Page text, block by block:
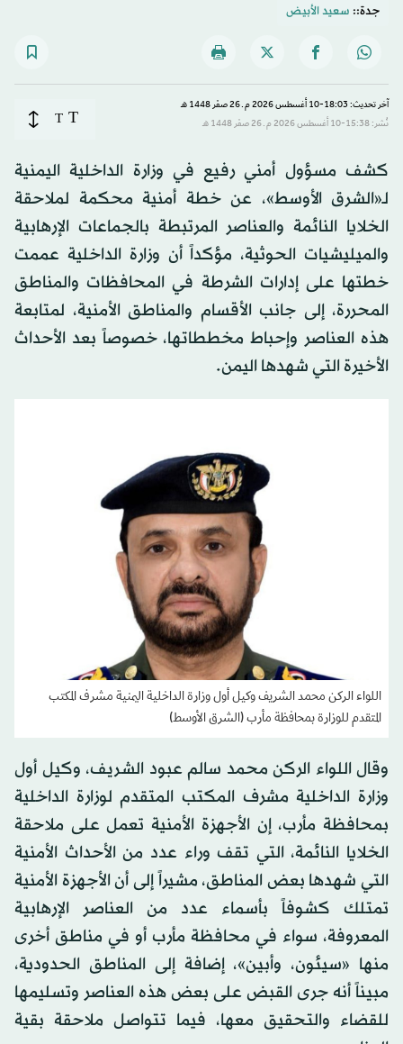
جدة:: سعيد الأبيض
آخر تحديث: 18:03-10 أغسطس 2026 م ـ 26 صفَر 1448 هـ
نُشر: 15:38-10 أغسطس 2026 م ـ 26 صفَر 1448 هـ
T
T
كشف مسؤول أمني رفيع في وزارة الداخلية اليمنية
لـ«الشرق الأوسط»، عن خطة أمنية محكمة لملاحقة
الخلايا النائمة والعناصر المرتبطة بالجماعات الإرهابية
والميليشيات الحوثية، مؤكداً أن وزارة الداخلية عممت
خطتها على إدارات الشرطة في المحافظات والمناطق
المحررة، إلى جانب الأقسام والمناطق الأمنية، لمتابعة
هذه العناصر وإحباط مخططاتها، خصوصاً بعد الأحداث
الأخيرة التي شهدها اليمن.
اللواء الركن محمد الشريف وكيل أول وزارة الداخلية اليمنية مشرف المكتب
المتقدم للوزارة بمحافظة مأرب (الشرق الأوسط)
وقال اللواء الركن محمد سالم عبود الشريف، وكيل أول
وزارة الداخلية مشرف المكتب المتقدم لوزارة الداخلية
بمحافظة مأرب، إن الأجهزة الأمنية تعمل على ملاحقة
الخلايا النائمة، التي تقف وراء عدد من الأحداث الأمنية
التي شهدها بعض المناطق، مشيراً إلى أن الأجهزة الأمنية
تمتلك كشوفاً بأسماء عدد من العناصر الإرهابية
المعروفة، سواء في محافظة مأرب أو في مناطق أخرى
منها «سيئون، وأبين»، إضافة إلى المناطق الحدودية،
مبيناً أنه جرى القبض على بعض هذه العناصر وتسليمها
للقضاء والتحقيق معها، فيما تتواصل ملاحقة بقية